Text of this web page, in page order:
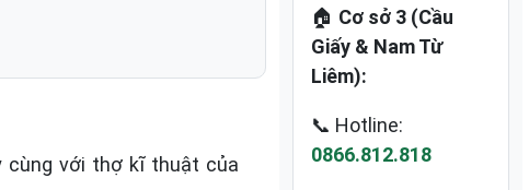
cùng với thợ kĩ thuật của
🏠 Cơ sở 3 (Cầu
Giấy & Nam Từ
Liêm):
📞 Hotline:
0866.812.818